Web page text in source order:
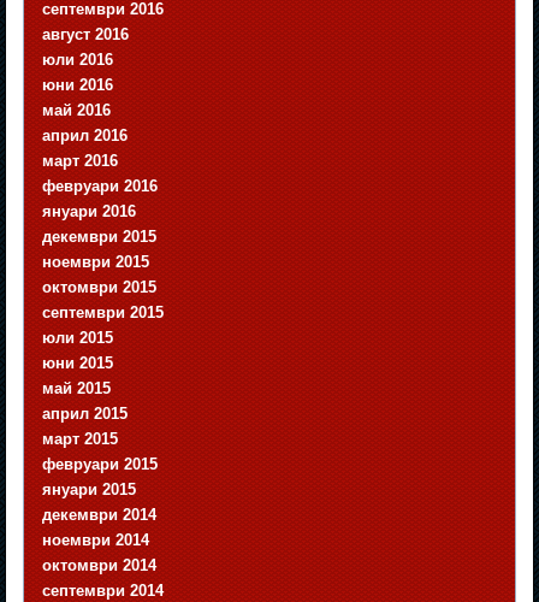
септември 2016
август 2016
юли 2016
юни 2016
май 2016
април 2016
март 2016
февруари 2016
януари 2016
декември 2015
ноември 2015
октомври 2015
септември 2015
юли 2015
юни 2015
май 2015
април 2015
март 2015
февруари 2015
януари 2015
декември 2014
ноември 2014
октомври 2014
септември 2014